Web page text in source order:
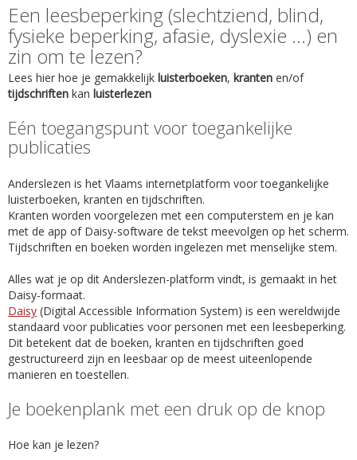
Een leesbeperking (slechtziend, blind,
fysieke beperking, afasie, dyslexie ...) en
zin om te lezen?
Lees hier hoe je gemakkelijk luisterboeken, kranten en/of
tijdschriften kan luisterlezen
Eén toegangspunt voor toegankelijke
publicaties
Anderslezen is het Vlaams internetplatform voor toegankelijke
luisterboeken, kranten en tijdschriften.
Kranten worden voorgelezen met een computerstem en je kan
met de app of Daisy-software de tekst meevolgen op het scherm.
Tijdschriften en boeken worden ingelezen met menselijke stem.
Alles wat je op dit Anderslezen-platform vindt, is gemaakt in het
Daisy-formaat.
Daisy (Digital Accessible Information System) is een wereldwijde
standaard voor publicaties voor personen met een leesbeperking.
Dit betekent dat de boeken, kranten en tijdschriften goed
gestructureerd zijn en leesbaar op de meest uiteenlopende
manieren en toestellen.
Je boekenplank met een druk op de knop
Hoe kan je lezen?